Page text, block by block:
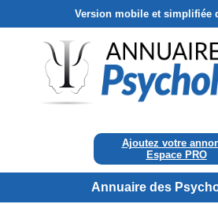
Version mobile et simplifiée
Ajoutez votre
Espace PRO
Annuaire des